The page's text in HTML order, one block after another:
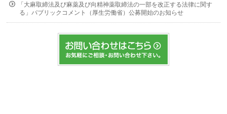
「大麻取締法及び麻薬及び向精神薬取締法の一部を改正する法律に関す
る」パブリックコメント（厚生労働省）公募開始のお知らせ